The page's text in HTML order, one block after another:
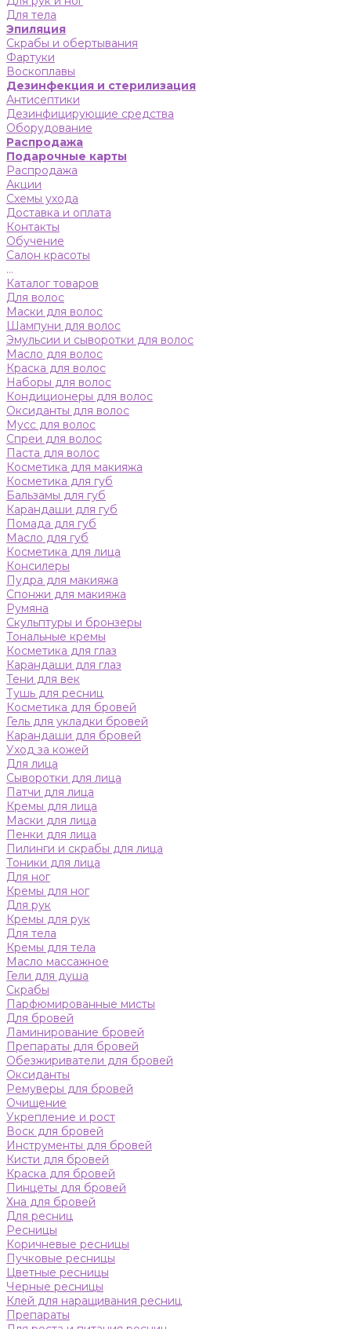
Для тела
Эпиляция
Скрабы и обертывания
Фартуки
Воскоплавы
Дезинфекция и стерилизация
Антисептики
Дезинфицирующие средства
Оборудование
Распродажа
Подарочные карты
Распродажа
Акции
Схемы ухода
Доставка и оплата
Контакты
Обучение
Салон красоты
...
Каталог товаров
Для волос
Маски для волос
Шампуни для волос
Эмульсии и сыворотки для волос
Масло для волос
Краска для волос
Наборы для волос
Кондиционеры для волос
Оксиданты для волос
Мусс для волос
Спреи для волос
Паста для волос
Косметика для макияжа
Косметика для губ
Бальзамы для губ
Карандаши для губ
Помада для губ
Масло для губ
Косметика для лица
Консилеры
Пудра для макияжа
Спонжи для макияжа
Румяна
Скульптуры и бронзеры
Тональные кремы
Косметика для глаз
Карандаши для глаз
Тени для век
Тушь для ресниц
Косметика для бровей
Гель для укладки бровей
Карандаши для бровей
Уход за кожей
Для лица
Сыворотки для лица
Патчи для лица
Кремы для лица
Маски для лица
Пенки для лица
Пилинги и скрабы для лица
Тоники для лица
Для ног
Кремы для ног
Для рук
Кремы для рук
Для тела
Кремы для тела
Масло массажное
Гели для душа
Скрабы
Парфюмированные мисты
Для бровей
Ламинирование бровей
Препараты для бровей
Обезжириватели для бровей
Оксиданты
Ремуверы для бровей
Очищение
Укрепление и рост
Воск для бровей
Инструменты для бровей
Кисти для бровей
Краска для бровей
Пинцеты для бровей
Хна для бровей
Для ресниц
Ресницы
Коричневые ресницы
Пучковые ресницы
Цветные ресницы
Черные ресницы
Клей для наращивания ресниц
Препараты